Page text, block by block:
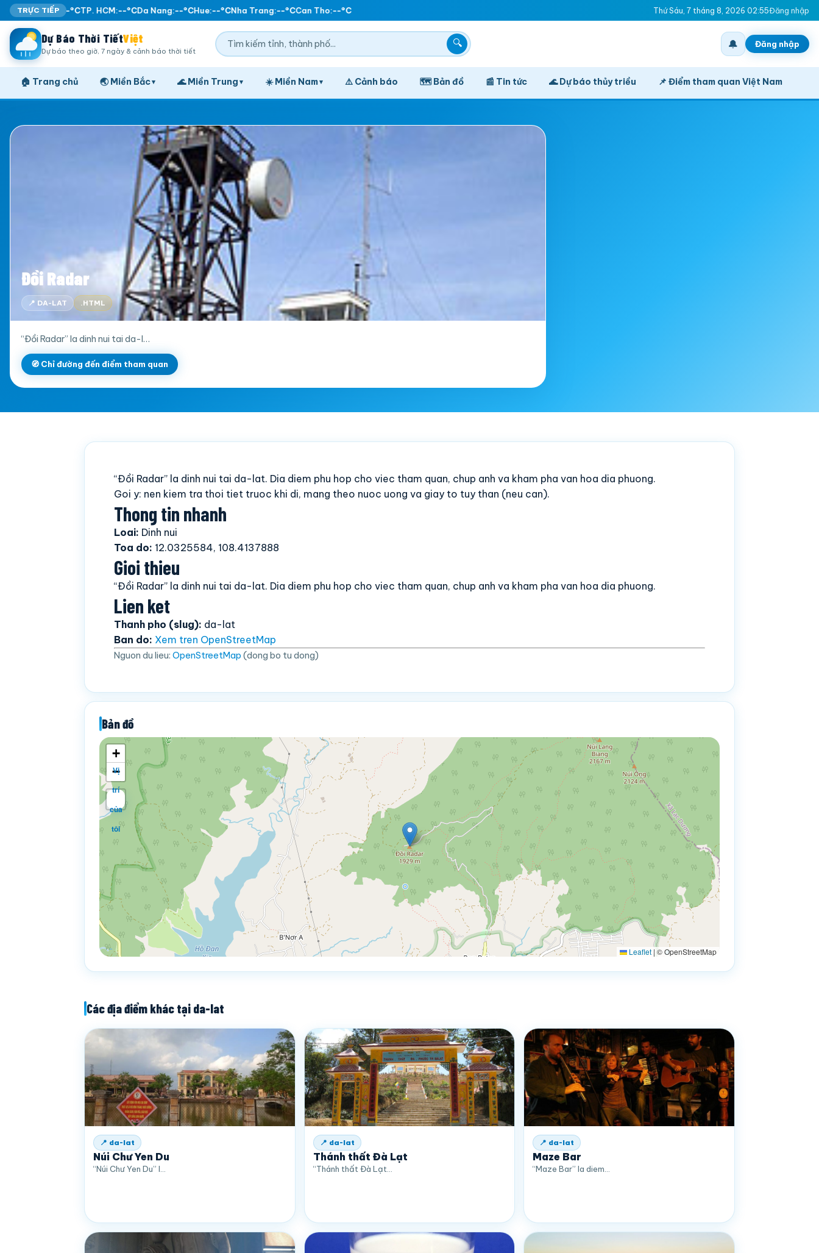
TRỰC TIẾP
Ha Noi:--°CTP. HCM:--°CDa Nang:--°CHue:--°CNha Trang:--°CCan Tho:--°C Thứ Sáu, 7 tháng 8, 2026 02:55Đăng nhập
Dự Báo Thời TiếtViệt
Dự báo theo giờ, 7 ngày & cảnh báo thời tiết
🔍 🔔 Đăng nhập
🏠 Trang chủ 🌏 Miền Bắc▾ 🌊 Miền Trung ▾ ☀️ Miền Nam▾ ⚠️ Cảnh báo 🗺️ Bản đồ 📰 Tin tức 🌊 Dự báo thủy triều 📌 Điểm tham quan Việt Nam
Đồi Radar
📍 DA-LAT .HTML
“Đồi Radar” la dinh nui tai da-l…
🧭 Chỉ đường đến điểm tham quan
“Đồi Radar” la dinh nui tai da-lat. Dia diem phu hop cho viec tham quan, chup anh va kham pha van hoa dia phuong.
Goi y: nen kiem tra thoi tiet truoc khi di, mang theo nuoc uong va giay to tuy than (neu can).
Thong tin nhanh
Loai: Dinh nui
Toa do: 12.0325584, 108.4137888
Gioi thieu
“Đồi Radar” la dinh nui tai da-lat. Dia diem phu hop cho viec tham quan, chup anh va kham pha van hoa dia phuong.
Lien ket
Thanh pho (slug): da-lat
Ban do: Xem tren OpenStreetMap
Nguon du lieu: OpenStreetMap (dong bo tu dong)
Bản đồ
+
−
Vị
trí
của
tôi
Leaflet | © OpenStreetMap
Các địa điểm khác tại da-lat
📍 da-lat
Núi Chư Yen Du
“Núi Chư Yen Du” l…
📍 da-lat
Thánh thất Đà Lạt
“Thánh thất Đà Lạt…
📍 da-lat
Maze Bar
“Maze Bar” la diem…